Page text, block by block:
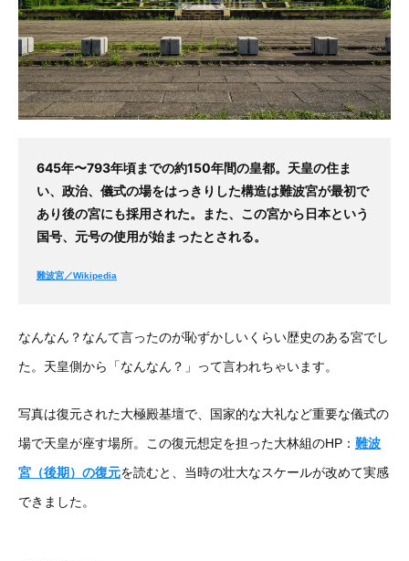
645年〜793年頃までの約150年間の皇都。天皇の住ま
い、政治、儀式の場をはっきりした構造は難波宮が最初で
あり後の宮にも採用された。また、この宮から日本という
国号、元号の使用が始まったとされる。
難波宮／Wikipedia
なんなん？なんて言ったのが恥ずかしいくらい歴史のある宮でし
た。天皇側から「なんなん？」って言われちゃいます。
写真は復元された大極殿基壇で、国家的な大礼など重要な儀式の
場で天皇が座す場所。この復元想定を担った大林組のHP： 難波
宮（後期）の復元を読むと、当時の壮大なスケールが改めて実感
できました。